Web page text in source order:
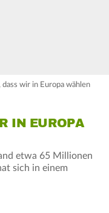
wir in Europa wählen
IN EUROPA
etwa 65 Millionen
sich in einem